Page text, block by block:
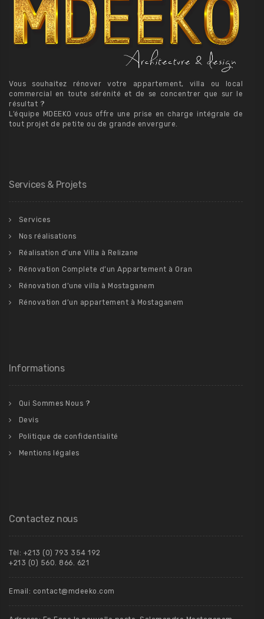
Vous souhaitez rénover votre appartement, villa ou local
commercial en toute sérénité et de se concentrer que sur le
résultat ?
L’équipe MDEEKO vous offre une prise en charge intégrale de
tout projet de petite ou de grande envergure.
Services & Projets
Services
Nos réalisations
Réalisation d’une Villa à Relizane
Rénovation Complete d’un Appartement à Oran
Rénovation d’une villa à Mostaganem
Rénovation d’un appartement à Mostaganem
Informations
Qui Sommes Nous ?
Devis
Politique de confidentialité
Mentions légales
Contactez nous
Tèl: +213 (0) 793 354 192
+213 (0) 560. 866. 621
Email: contact@mdeeko.com